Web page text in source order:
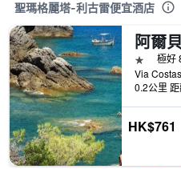
聖瑪格麗塔-利古雷便宜酒店
1星級極好
0.2公里
HK$761